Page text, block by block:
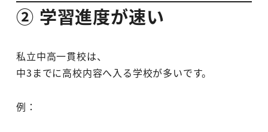
② 学習進度が速い
私立中高一貫校は、
中3までに高校内容へ入る学校が多いです。
例：